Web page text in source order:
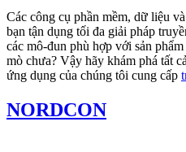
Các công cụ phần mềm, dữ liệu
bạn tận dụng tối đa giải pháp
các mô-đun phù hợp với sản
mò chưa? Vậy hãy khám phá tất
ứng dụng của chúng tôi cung cấp
NORDCON